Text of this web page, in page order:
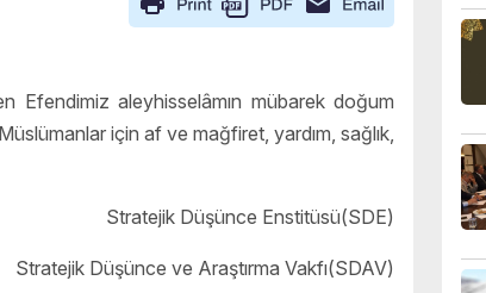
Efendimiz aleyhisselâmın mübarek doğum
için af ve mağfiret, yardım, sağlık,
Stratejik Düşünce Enstitüsü(SDE)
Stratejik Düşünce ve Araştırma Vakfı(SDAV)